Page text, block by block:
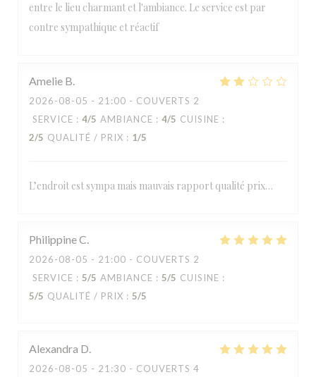
entre le lieu charmant et l'ambiance. Le service est par
contre sympathique et réactif
Amelie B
2026-08-05 - 21:00 - COUVERTS 2
SERVICE : 4/5 AMBIANCE : 4/5 CUISINE :
2/5 QUALITÉ / PRIX : 1/5
L’endroit est sympa mais mauvais rapport qualité prix…
PhilippineC
2026-08-05 - 21:00 - COUVERTS 2
SERVICE : 5/5 AMBIANCE : 5/5 CUISINE :
5/5 QUALITÉ / PRIX : 5/5
Alexandra D
2026-08-05 - 21:30 - COUVERTS 4